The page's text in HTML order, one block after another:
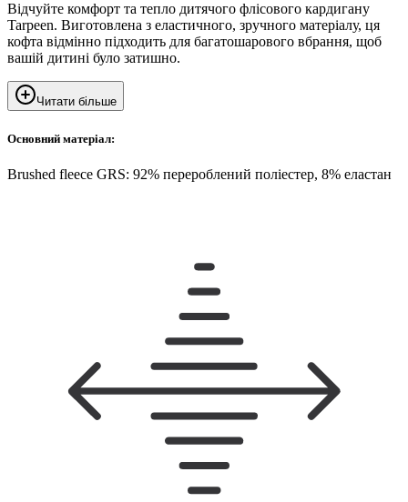
Відчуйте комфорт та тепло дитячого флісового кардигану
Tarpeen. Виготовлена ​​з еластичного, зручного матеріалу, ця
кофта відмінно підходить для багатошарового вбрання, щоб
вашій дитині було затишно.
Читати більше
Основний матеріал:
Brushed fleece GRS: 92% перероблений поліестер, 8% еластан